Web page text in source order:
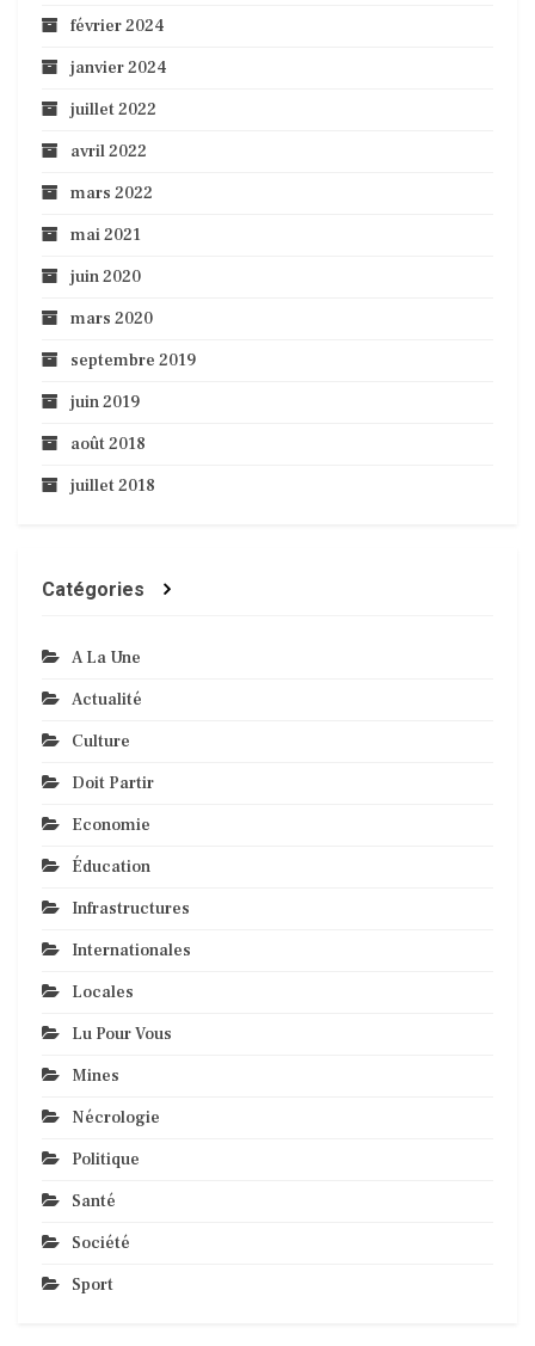
février 2024
janvier 2024
juillet 2022
avril 2022
mars 2022
mai 2021
juin 2020
mars 2020
septembre 2019
juin 2019
août 2018
juillet 2018
Catégories
A La Une
Actualité
Culture
Doit Partir
Economie
Éducation
Infrastructures
Internationales
Locales
Lu Pour Vous
Mines
Nécrologie
Politique
Santé
Société
Sport